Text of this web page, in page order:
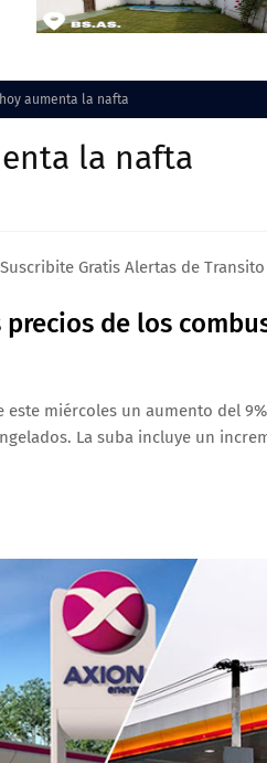
aumenta la nafta
la nafta
Suscribite Gratis Alertas de
precios de los
este miércoles un aumento del
La suba incluye un